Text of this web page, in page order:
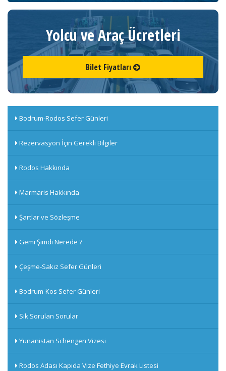
Yolcu ve Araç Ücretleri
Bilet Fiyatları
Bodrum-Rodos Sefer Günleri
Rezervasyon İçin Gerekli Bilgiler
Rodos Hakkında
Marmaris Hakkında
Şartlar ve Sözleşme
Gemi Şimdi Nerede ?
Çeşme-Sakız Sefer Günleri
Bodrum-Kos Sefer Günleri
Sık Sorulan Sorular
Yunanistan Schengen Vizesi
Rodos Adası Kapıda Vize Fethiye Evrak Listesi